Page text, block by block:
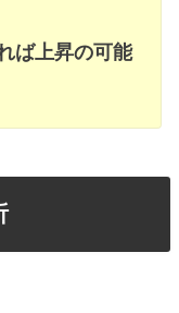
ば上昇の可能